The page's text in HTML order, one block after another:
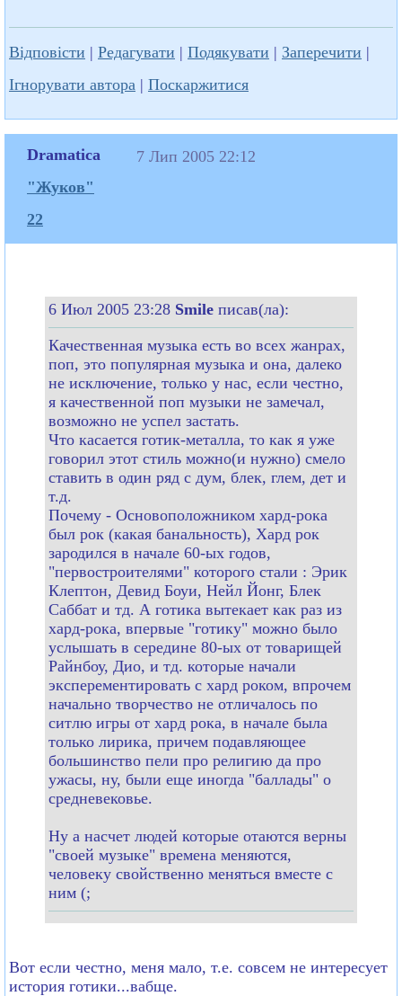
Відповісти | Редагувати | Подякувати | Заперечити |
Ігнорувати автора | Поскаржитися
Dramatica
"Жуков"
22
7 Лип 2005 22:12
6 Июл 2005 23:28 Smile писав(ла):
Качественная музыка есть во всех жанрах,
поп, это популярная музыка и она, далеко
не исключение, только у нас, если честно,
я качественной поп музыки не замечал,
возможно не успел застать.
Что касается готик-металла, то как я уже
говорил этот стиль можно(и нужно) смело
ставить в один ряд с дум, блек, глем, дет и
т.д.
Почему - Основоположником хард-рока
был рок (какая банальность), Хард рок
зародился в начале 60-ых годов,
"первостроителями" которого стали : Эрик
Клептон, Девид Боуи, Нейл Йонг, Блек
Саббат и тд. А готика вытекает как раз из
хард-рока, впервые "готику" можно было
услышать в середине 80-ых от товарищей
Райнбоу, Дио, и тд. которые начали
эксперементировать с хард роком, впрочем
начально творчество не отличалось по
ситлю игры от хард рока, в начале была
только лирика, причем подавляющее
большинство пели про религию да про
ужасы, ну, были еще иногда "баллады" о
средневековье.
Ну а насчет людей которые отаются верны
"своей музыке" времена меняются,
человеку свойственно меняться вместе с
ним (;
Вот если честно, меня мало, т.е. совсем не интересует
история готики...вабще.